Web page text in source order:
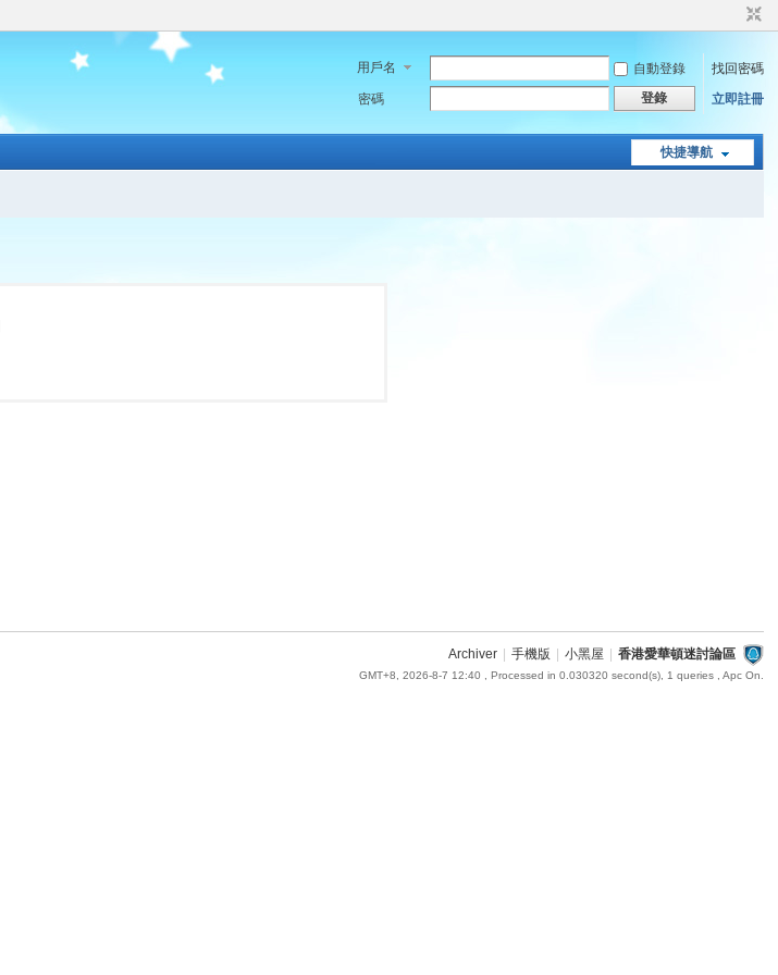
用戶名 自動登錄
找回密碼
密碼
登錄 立即註冊
快捷導航
Archiver 手機版 小黑屋 香港愛華頓迷討論區
GMT+8, 2026-8-7 12:40 , Processed in 0.030320 second(s), 1 queries , Apc On.